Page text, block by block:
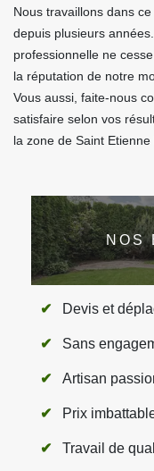
Nous travaillons dans
depuis plusieurs
professionnelle ne
la réputation de notre
Vous aussi, faite-nous
satisfaire selon vos
la zone de Saint
NOS
Devis et
Sans
Artisan
Prix
Travail de